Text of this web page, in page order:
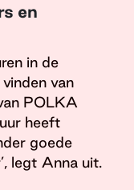
en
in de
van
POLKA
heeft
goede
legt Anna uit.